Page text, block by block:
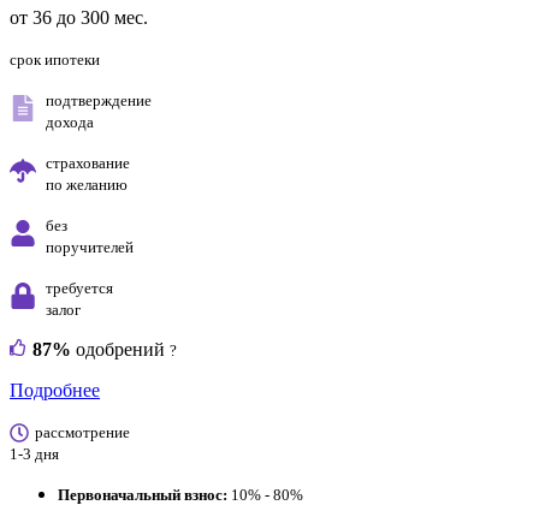
от 36 до 300 мес.
срок ипотеки
подтверждение
дохода
страхование
по желанию
без
поручителей
требуется
залог
87% одобрений ?
Подробнее
рассмотрение
1-3 дня
Первоначальный взнос: 10% - 80%